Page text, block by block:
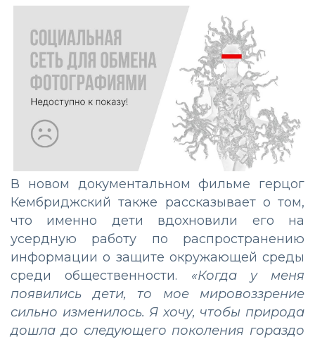
В новом документальном фильме герцог
Кембриджский также рассказывает о том,
что именно дети вдохновили его на
усердную работу по распространению
информации о защите окружающей среды
среди общественности. «Когда у меня
появились дети, то мое мировоззрение
сильно изменилось. Я хочу, чтобы природа
дошла до следующего поколения гораздо